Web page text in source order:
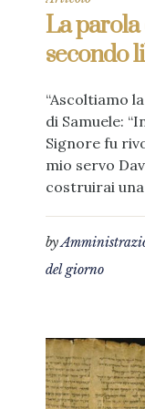
La
secondo
“Ascoltiamo
di Samuele:
Signore fu
mio servo
costruirai una
by
del giorno